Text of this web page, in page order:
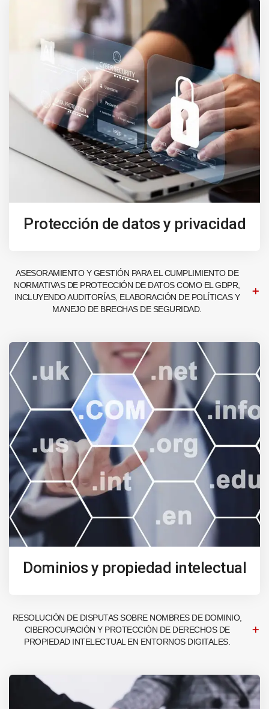
Protección de datos y privacidad
ASESORAMIENTO Y GESTIÓN PARA EL CUMPLIMIENTO DE
NORMATIVAS DE PROTECCIÓN DE DATOS COMO EL GDPR,
INCLUYENDO AUDITORÍAS, ELABORACIÓN DE POLÍTICAS Y
MANEJO DE BRECHAS DE SEGURIDAD.
Dominios y propiedad intelectual
RESOLUCIÓN DE DISPUTAS SOBRE NOMBRES DE DOMINIO,
CIBEROCUPACIÓN Y PROTECCIÓN DE DERECHOS DE
PROPIEDAD INTELECTUAL EN ENTORNOS DIGITALES.